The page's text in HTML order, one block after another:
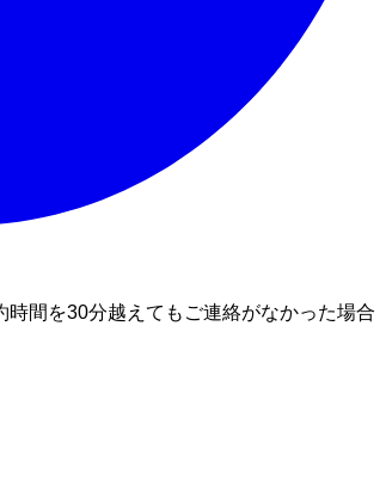
間を30分越えてもご連絡がなかった場合